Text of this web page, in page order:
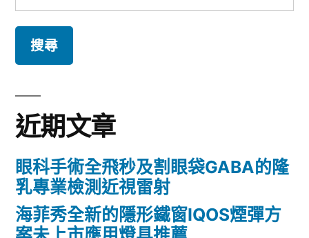
尋
鍵
字:
近期文章
眼科手術全飛秒及割眼袋GABA的隆
乳專業檢測近視雷射
海菲秀全新的隱形鐵窗IQOS煙彈方